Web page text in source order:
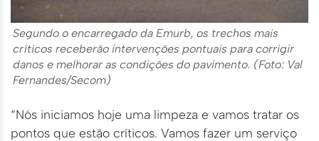
Segundo o encarregado da Emurb, os trechos mais
críticos receberão intervenções pontuais para corrigir
danos e melhorar as condições do pavimento. (Foto: Val
Fernandes/Secom)
“Nós iniciamos hoje uma limpeza e vamos tratar os
pontos que estão críticos. Vamos fazer um serviço